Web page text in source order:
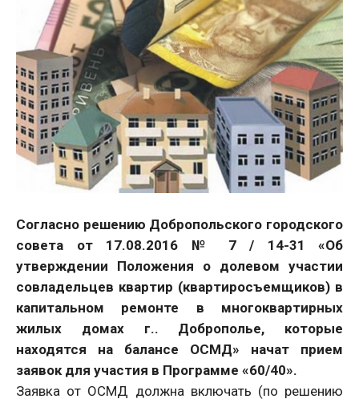
Согласно решению Добропольского городского
совета от 17.08.2016 № 7 / 14-31 «Об
утверждении Положения о долевом участии
совладельцев квартир (квартиросъемщиков) в
капитальном ремонте в многоквартирных
жилых домах г.. Доброполье, которые
находятся на балансе ОСМД» начат прием
заявок для участия в Программе «60/40».
Заявка от ОСМД должна включать (по решению